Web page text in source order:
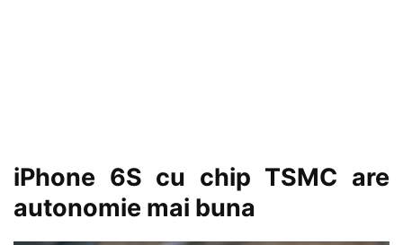
iPhone 6S cu chip TSMC are
autonomie mai buna